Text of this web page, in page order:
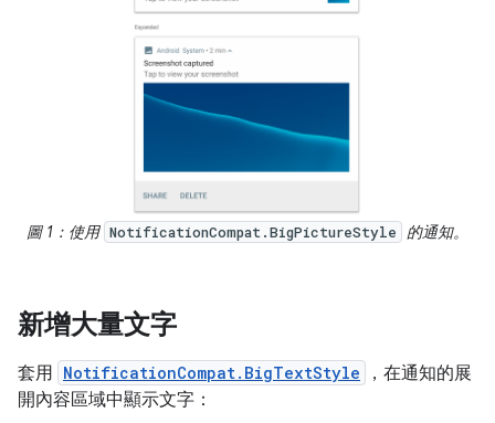
圖 1：使用 NotificationCompat.BigPictureStyle 的通知。
新增大量文字
套用 NotificationCompat.BigTextStyle
，在通知的展
開內容區域中顯示文字：